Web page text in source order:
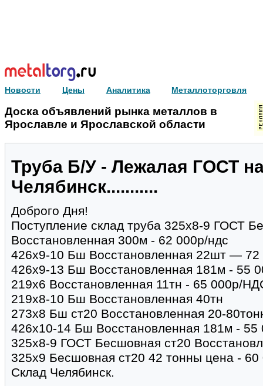
Новости Цены Аналитика Металлоторговля
Доска объявлений рынка металлов в
Ярославле и Ярославской области
Труба Б/У - Лежалая ГОСТ
Челябинск...........
Доброго Дня!
Поступление склад труба 325х8-9 ГОСТ
Восстановленная 300м - 62 000р/ндс
426х9-10 Бш Восстановленная 22шт —
426х9-13 Бш Восстановленная 181м - 55
219х6 Восстановленная 11тн - 65 000р/
219х8-10 Бш Восстановленная 40тн
273х8 Бш ст20 Восстановленная 20-
426х10-14 Бш Восстановленная 181м - 55
325х8-9 ГОСТ Бесшовная ст20
325х9 Бесшовная ст20 42 тонны цена -
Склад Челябинск.